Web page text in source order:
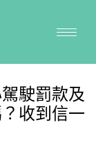
駛罰款及
收到信一